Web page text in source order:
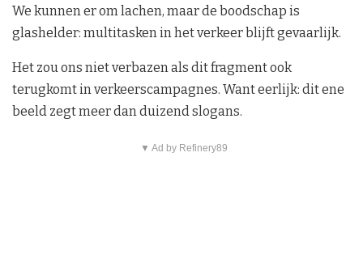
We kunnen er om lachen, maar de boodschap is
glashelder: multitasken in het verkeer blijft gevaarlijk.
Het zou ons niet verbazen als dit fragment ook
terugkomt in verkeerscampagnes. Want eerlijk: dit ene
beeld zegt meer dan duizend slogans.
▼ Ad by Refinery89